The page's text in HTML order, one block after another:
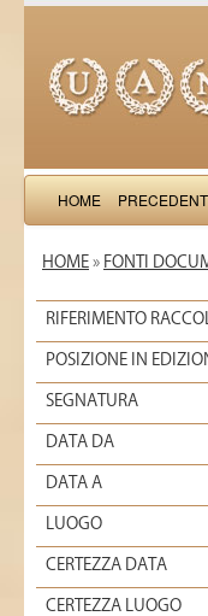
HOME
HOME » FONTI
RIFERIMENTO
POSIZIONE IN
SEGNATURA
DATA DA
DATA A
LUOGO
CERTEZZA DATA
CERTEZZA LUOGO